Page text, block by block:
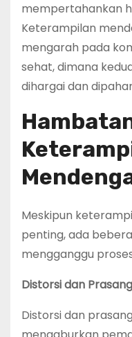
mempertahankan
Keterampilan
mengarah pada
sehat, dimana
dihargai dan
Meskipun
penting, ada
mengganggu
Distorsi dan
Distorsi dan